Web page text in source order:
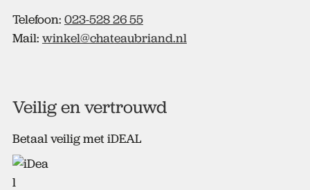
Telefoon: 023-528 26 55
Mail: winkel@chateaubriand.nl
Veilig en vertrouwd
Betaal veilig met iDEAL